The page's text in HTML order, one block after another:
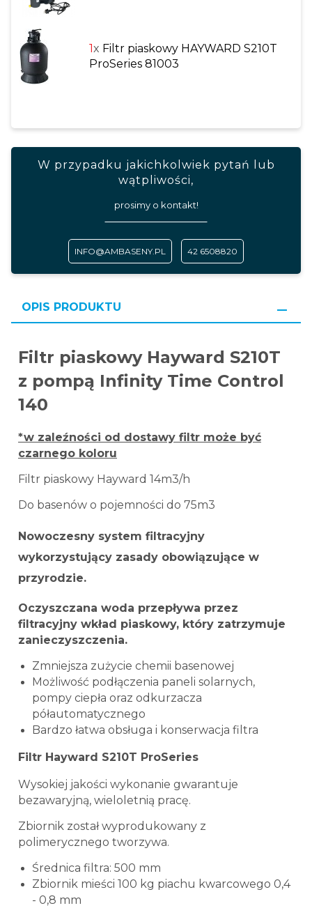
1x Filtr piaskowy HAYWARD S210T
ProSeries 81003
W przypadku jakichkolwiek pytań lub
wątpliwości,
prosimy o kontakt!
INFO@AMBASENY.PL 42 6508820
OPIS PRODUKTU
Filtr piaskowy Hayward S210T
z pompą Infinity Time Control
140
*w zaleźności od dostawy filtr może być
czarnego koloru
Filtr piaskowy Hayward 14m3/h
Do basenów o pojemności do 75m3
Nowoczesny system filtracyjny
wykorzystujący zasady obowiązujące w
przyrodzie.
Oczyszczana woda przepływa przez
filtracyjny wkład piaskowy, który zatrzymuje
zanieczyszczenia.
Zmniejsza zużycie chemii basenowej
Możliwość podłączenia paneli solarnych,
pompy ciepła oraz odkurzacza
półautomatycznego
Bardzo łatwa obsługa i konserwacja filtra
Filtr Hayward S210T ProSeries
Wysokiej jakości wykonanie gwarantuje
bezawaryjną, wieloletnią pracę.
Zbiornik został wyprodukowany z
polimerycznego tworzywa.
Średnica filtra: 500 mm
Zbiornik mieści 100 kg piachu kwarcowego 0,4
- 0,8 mm